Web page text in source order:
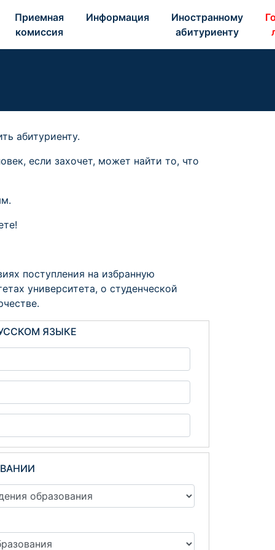
Приемная
комиссия
Информация
Иностранному
абитуриенту
абитуриенту.
если захочет, может найти то, что
поступления на избранную
университета, о студенческой
ЯЗЫКЕ